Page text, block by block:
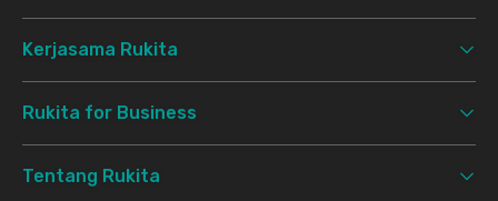
Kerjasama Rukita
Rukita for Business
Tentang Rukita